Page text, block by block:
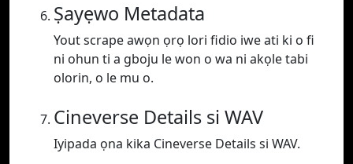
Ṣayẹwo Metadata
Yout scrape awọn ọrọ lori fidio iwe ati ki o fi
ni ohun ti a gboju le won o wa ni akọle tabi
olorin, o le mu o.
Cineverse Details si WAV
Iyipada ọna kika Cineverse Details si WAV.